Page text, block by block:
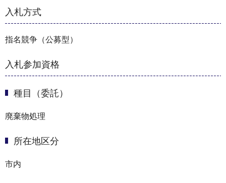
入札方式
指名競争（公募型）
入札参加資格
種目（委託）
廃棄物処理
所在地区分
市内